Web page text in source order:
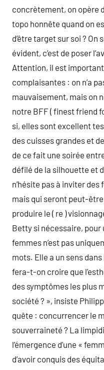
concrètement, on opère
topo honnête quand on
d’être target sur soi ?
évident, c’est de poser
Attention, il est important
complaisantes : on n’a
mauvaisement, mais on
notre BFF ( finest friend
si, elles sont excellent
des cuisses grandes et
de ce fait une soirée
défilé de la silhouette et
n’hésite pas à inviter des
mais qui seront peut-
produire le ( re )
Betty si nécessaire, pour
femmes n’est pas
mots. Elle a un sens
fera-t-on croire que
des symptômes les plus
société ? », insiste
quête : concurrencer le
souverraineté ? La
l’émergence d’une «
d’avoir conquis des